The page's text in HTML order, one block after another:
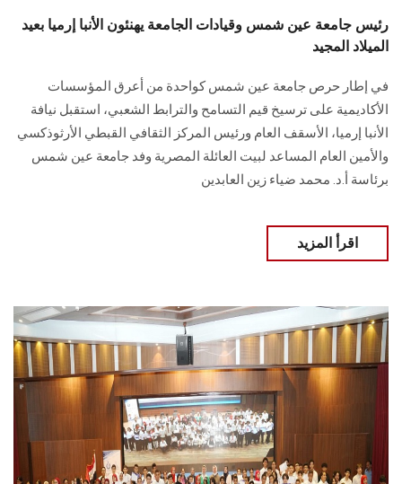
رئيس جامعة عين شمس وقيادات الجامعة يهنئون الأنبا إرميا بعيد
الميلاد المجيد
في إطار حرص جامعة عين شمس كواحدة من أعرق المؤسسات
الأكاديمية على ترسيخ قيم التسامح والترابط الشعبي، استقبل نيافة
الأنبا إرميا، الأسقف العام ورئيس المركز الثقافي القبطي الأرثوذكسي
والأمين العام المساعد لبيت العائلة المصرية وفد جامعة عين شمس
برئاسة أ.د. محمد ضياء زين العابدين
اقرأ المزيد